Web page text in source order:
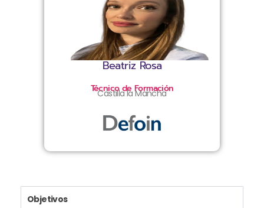
Beatriz Rosa
Técnico de Formación
Castilla la Mancha
Objetivos